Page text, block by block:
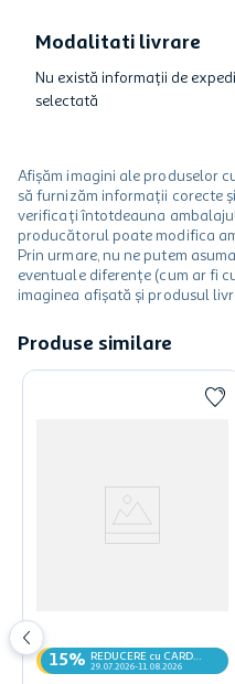
Modalitati livrare
Nu există informații de
selectată
Afișăm imagini ale produselor
să furnizăm informații corecte
verificați întotdeauna
producătorul poate modifica
Prin urmare, nu ne putem
eventuale diferențe (cum ar fi
imaginea afișată și produsul
Produse similare
15%
REDUCERE cu CARD
MyCLUB
29.07.2026-11.08.2026